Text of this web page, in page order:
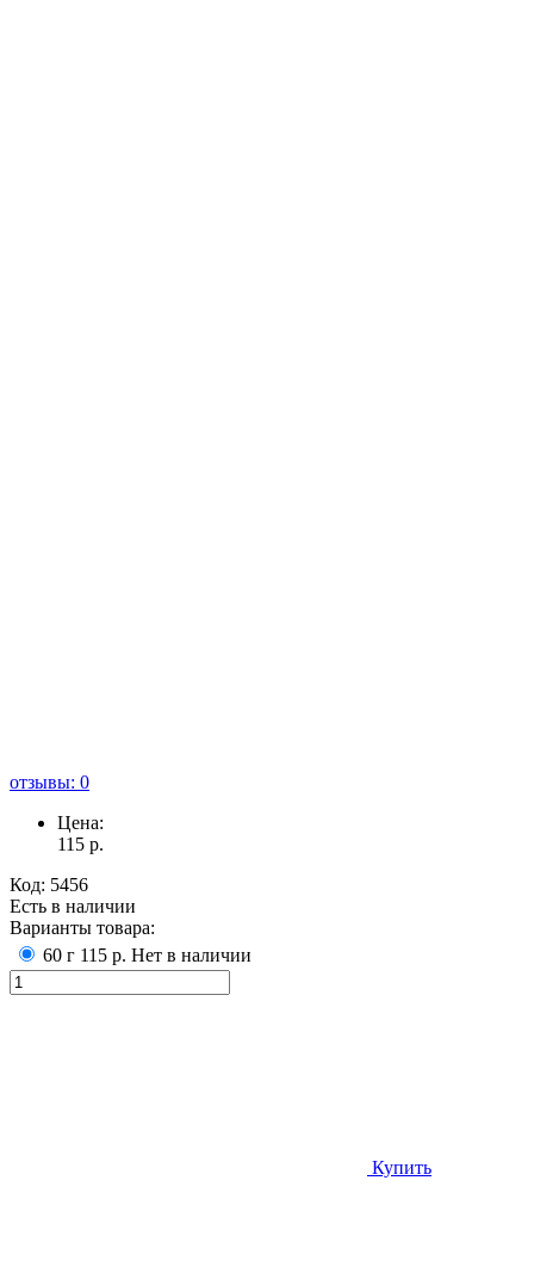
отзывы: 0
Цена:
115 р.
Код: 5456
Есть в наличии
Варианты товара:
60 г 115 р. Нет в наличии
Купить